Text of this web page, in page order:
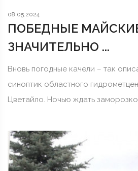
08.05.2024
ПОБЕДНЫЕ
ЗНАЧИТЕЛЬНО ...
Вновь погодные качели – так
синоптик областного
Цветайло. Ночью ждать